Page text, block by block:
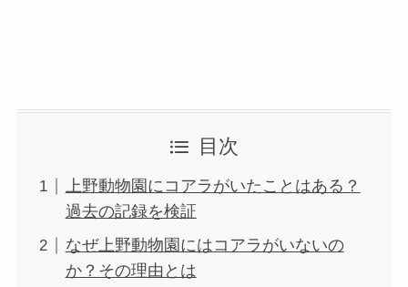
目次
上野動物園にコアラがいたことはある？
過去の記録を検証
なぜ上野動物園にはコアラがいないの
か？その理由とは